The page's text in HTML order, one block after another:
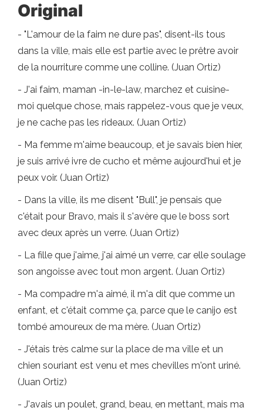
Original
- "L'amour de la faim ne dure pas", disent-ils tous
dans la ville, mais elle est partie avec le prêtre avoir
de la nourriture comme une colline. (Juan Ortiz)
- J'ai faim, maman -in-le-law, marchez et cuisine-
moi quelque chose, mais rappelez-vous que je veux,
je ne cache pas les rideaux. (Juan Ortiz)
- Ma femme m'aime beaucoup, et je savais bien hier,
je suis arrivé ivre de cucho et même aujourd'hui et je
peux voir. (Juan Ortiz)
- Dans la ville, ils me disent "Bull", je pensais que
c'était pour Bravo, mais il s'avère que le boss sort
avec deux après un verre. (Juan Ortiz)
- La fille que j'aime, j'ai aimé un verre, car elle soulage
son angoisse avec tout mon argent. (Juan Ortiz)
- Ma compadre m'a aimé, il m'a dit que comme un
enfant, et c'était comme ça, parce que le canijo est
tombé amoureux de ma mère. (Juan Ortiz)
- J'étais très calme sur la place de ma ville et un
chien souriant est venu et mes chevilles m'ont uriné.
(Juan Ortiz)
- J'avais un poulet, grand, beau, en mettant, mais ma